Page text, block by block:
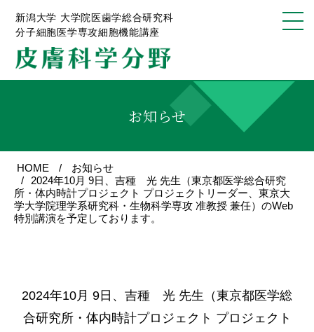
新潟大学 大学院医歯学総合研究科
分子細胞医学専攻細胞機能講座
お知らせ
HOME
お知らせ
2024年10月 9日、吉種 光 先生（東京都医学総合研究
所・体内時計プロジェクト プロジェクトリーダー、東京大
学大学院理学系研究科・生物科学専攻 准教授 兼任）のWeb
特別講演を予定しております。
2024年10月 9日、吉種 光 先生（東京都医学総
合研究所・体内時計プロジェクト プロジェクト